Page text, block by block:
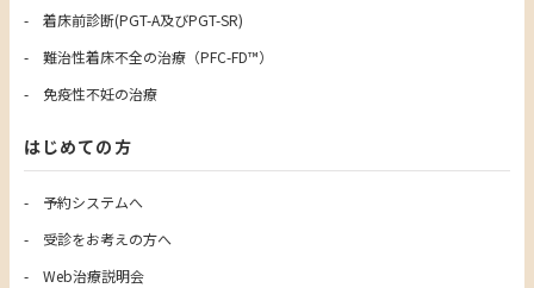
着床前診断(PGT-A及びPGT-SR)
難治性着床不全の治療（PFC-FD™）
免疫性不妊の治療
はじめての方
予約システムへ
受診をお考えの方へ
Web治療説明会